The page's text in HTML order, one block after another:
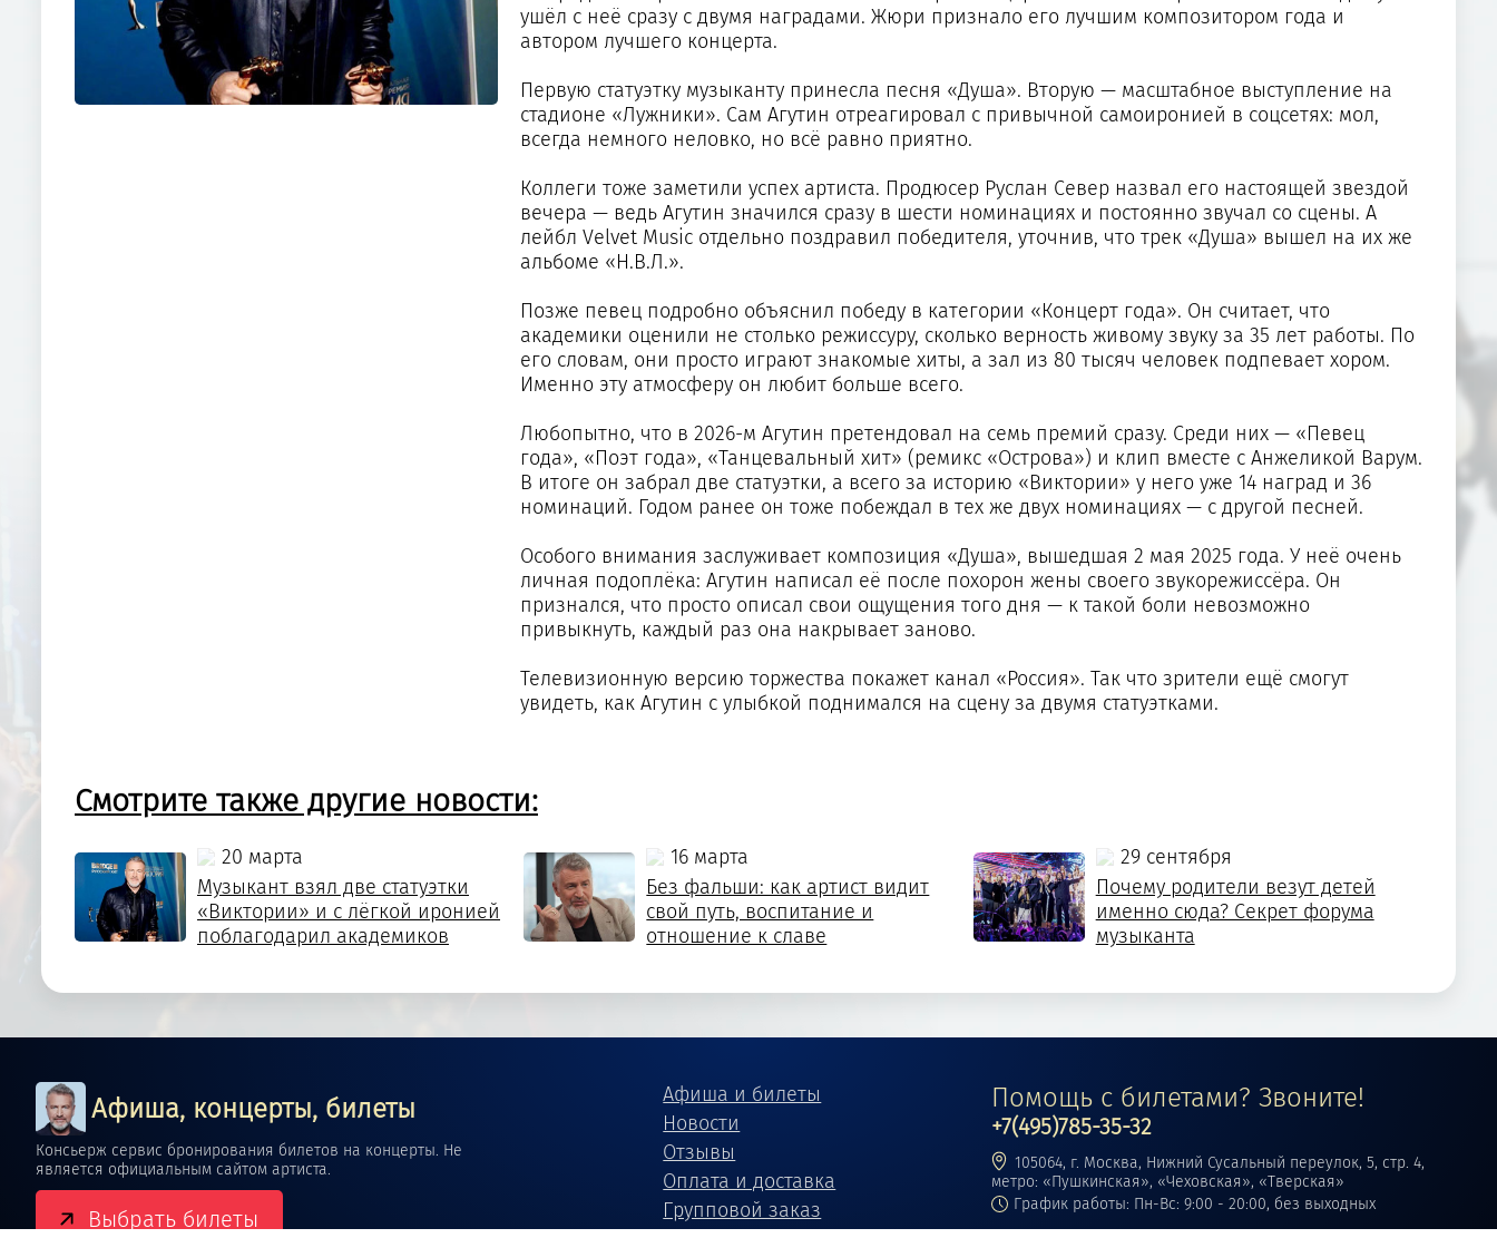
ушёл с неё сразу с двумя наградами. Жюри признало его лучшим композитором года и
автором лучшего концерта.
Первую статуэтку музыканту принесла песня «Душа». Вторую — масштабное выступление на
стадионе «Лужники». Сам Агутин отреагировал с привычной самоиронией в соцсетях: мол,
всегда немного неловко, но всё равно приятно.
Коллеги тоже заметили успех артиста. Продюсер Руслан Север назвал его настоящей звездой
вечера — ведь Агутин значился сразу в шести номинациях и постоянно звучал со сцены. А
лейбл Velvet Music отдельно поздравил победителя, уточнив, что трек «Душа» вышел на их же
альбоме «Н.В.Л.».
Позже певец подробно объяснил победу в категории «Концерт года». Он считает, что
академики оценили не столько режиссуру, сколько верность живому звуку за 35 лет работы. По
его словам, они просто играют знакомые хиты, а зал из 80 тысяч человек подпевает хором.
Именно эту атмосферу он любит больше всего.
Любопытно, что в 2026-м Агутин претендовал на семь премий сразу. Среди них — «Певец
года», «Поэт года», «Танцевальный хит» (ремикс «Острова») и клип вместе с Анжеликой Варум.
В итоге он забрал две статуэтки, а всего за историю «Виктории» у него уже 14 наград и 36
номинаций. Годом ранее он тоже побеждал в тех же двух номинациях — с другой песней.
Особого внимания заслуживает композиция «Душа», вышедшая 2 мая 2025 года. У неё очень
личная подоплёка: Агутин написал её после похорон жены своего звукорежиссёра. Он
признался, что просто описал свои ощущения того дня — к такой боли невозможно
привыкнуть, каждый раз она накрывает заново.
Телевизионную версию торжества покажет канал «Россия». Так что зрители ещё смогут
увидеть, как Агутин с улыбкой поднимался на сцену за двумя статуэтками.
Смотрите также другие новости:
20 марта
Музыкант взял две статуэтки
«Виктории» и с лёгкой иронией
поблагодарил академиков
16 марта
Без фальши: как артист видит
свой путь, воспитание и
отношение к славе
29 сентября
Почему родители везут детей
именно сюда? Секрет форума
музыканта
Афиша, концерты, билеты
Консьерж сервис бронирования билетов на концерты. Не
является официальным сайтом артиста.
Выбрать билеты
Афиша и билеты
Новости
Отзывы
Оплата и доставка
Групповой заказ
Помощь с билетами? Звоните!
+7(495)785-35-32
105064, г. Москва, Нижний Сусальный переулок, 5, стр. 4,
метро: «Пушкинская», «Чеховская», «Тверская»
График работы: Пн-Вс: 9:00 - 20:00, без выходных